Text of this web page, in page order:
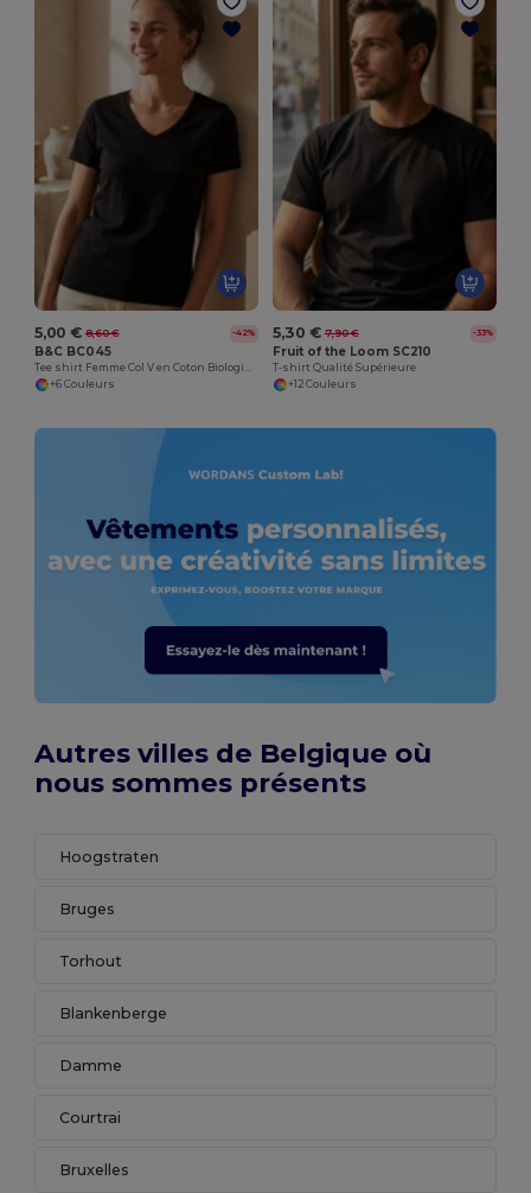
5,00 € 8,60 € -42%
B&C BC045
+6 Couleurs
5,30 € 7,90 € -33%
Fruit of the Loom SC210
T-shirt Qualité Supérieure
+12 Couleurs
Autres villes de Belgique où
nous sommes présents
Hoogstraten
Bruges
Torhout
Blankenberge
Damme
Courtrai
Bruxelles